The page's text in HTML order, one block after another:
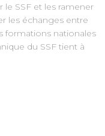
SSF et les ramener
les échanges entre
formations nationales
du SSF tient à